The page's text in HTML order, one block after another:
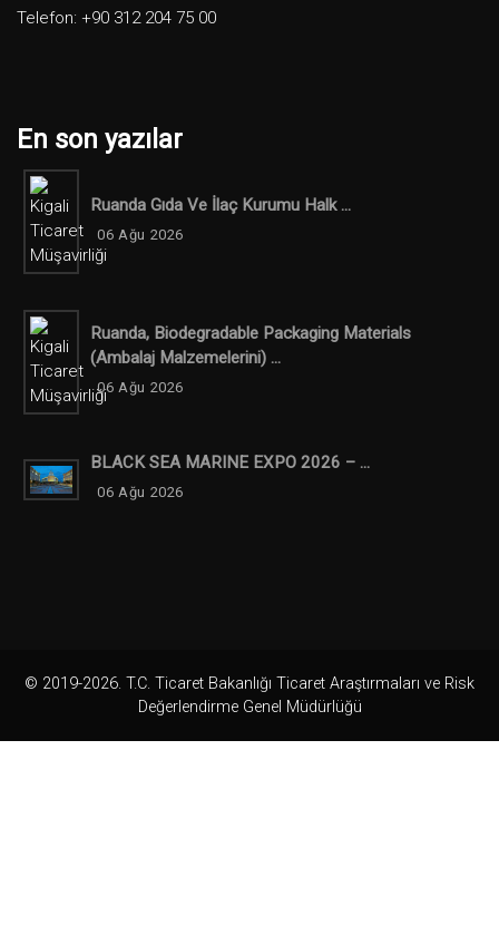
Telefon: +90 312 204 75 00
En son yazılar
Ruanda Gıda Ve İlaç Kurumu Halk ...
06 Ağu 2026
Ruanda, Biodegradable Packaging Materials
(ambalaj Malzemelerini) ...
06 Ağu 2026
BLACK SEA MARINE EXPO 2026 – ...
06 Ağu 2026
© 2019-2026. T.C. Ticaret Bakanlığı Ticaret Araştırmaları ve Risk
Değerlendirme Genel Müdürlüğü